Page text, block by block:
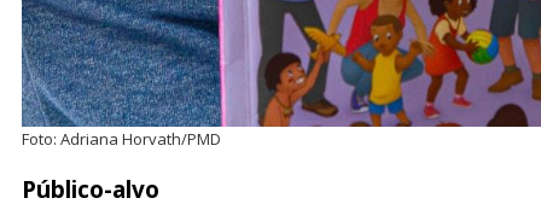
Foto: Adriana Horvath/PMD
Público-alvo